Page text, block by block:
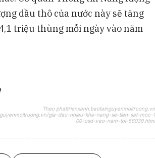
dầu thô của nước này sẽ tăng
triệu thùng mỗi ngày vào năm
Theo phattrienxanh.baotainguyenmoitruong.vn
gia-dau-nhieu-kha-nang-se-tien-sat-moc-1
00-usd-vao-nam-toi-58039.html